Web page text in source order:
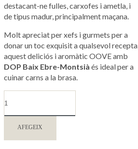
destacant-ne fulles, carxofes i ametla, i
de tipus madur, principalment maçana.
Molt apreciat per xefs i gurmets per a
donar un toc exquisit a qualsevol recepta,
aquest deliciós i aromàtic OOVE amb
DOP Baix Ebre-Montsià és ideal per a
cuinar carns a la brasa.
AFEGEIX